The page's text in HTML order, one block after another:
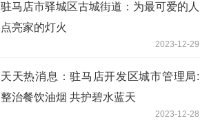
驻马店市驿城区古城街道：为最可爱的人
点亮家的灯火
2023-12-29
天天热消息：驻马店开发区城市管理局:
整治餐饮油烟 共护碧水蓝天
2023-12-28